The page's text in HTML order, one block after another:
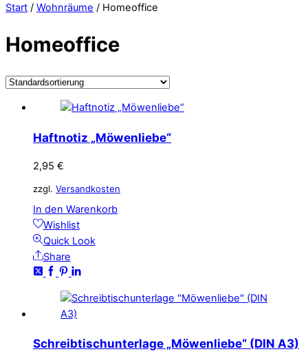
Start / Wohnräume / Homeoffice
Homeoffice
Haftnotiz „Möwenliebe“
2,95 €
zzgl. Versandkosten
In den Warenkorb
Wishlist
Quick Look
Share
Schreibtischunterlage „Möwenliebe“ (DIN A3)